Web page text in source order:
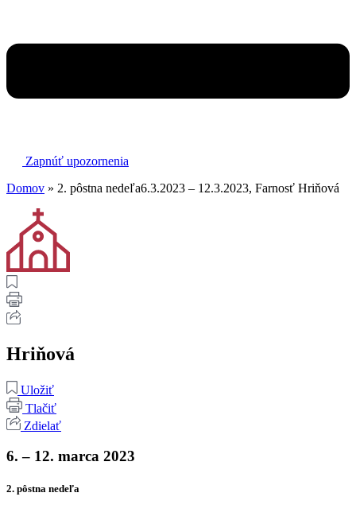
Zapnúť upozornenia
Domov » 2. pôstna nedeľa6.3.2023 – 12.3.2023, Farnosť Hriňová
Hriňová
Uložiť
Tlačiť
Zdielať
6. – 12. marca 2023
2. pôstna nedeľa